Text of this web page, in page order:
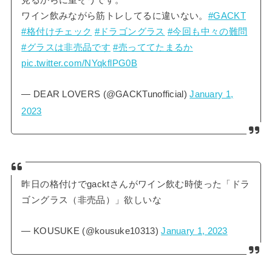
ワイン飲みながら筋トレしてるに違いない。 #GACKT
#格付けチェック #ドラゴングラス #今回も中々の難問
#グラスは非売品です #売っててたまるか
pic.twitter.com/NYqkflPG0B
— DEAR LOVERS (@GACKTunofficial)January 1,
2023
昨日の格付けでgacktさんがワイン飲む時使った「ドラ
ゴングラス（非売品）」欲しいな
— KOUSUKE (@kousuke10313)January 1, 2023